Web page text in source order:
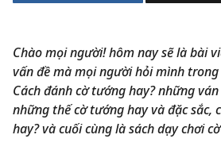
Chào mọi người! hôm nay sẽ là bài
vấn đề mà mọi người hỏi mình
Cách đánh cờ tướng hay? những
những thế cờ tướng hay và đặc sắc,
hay? và cuối cùng là sách dạy chơi